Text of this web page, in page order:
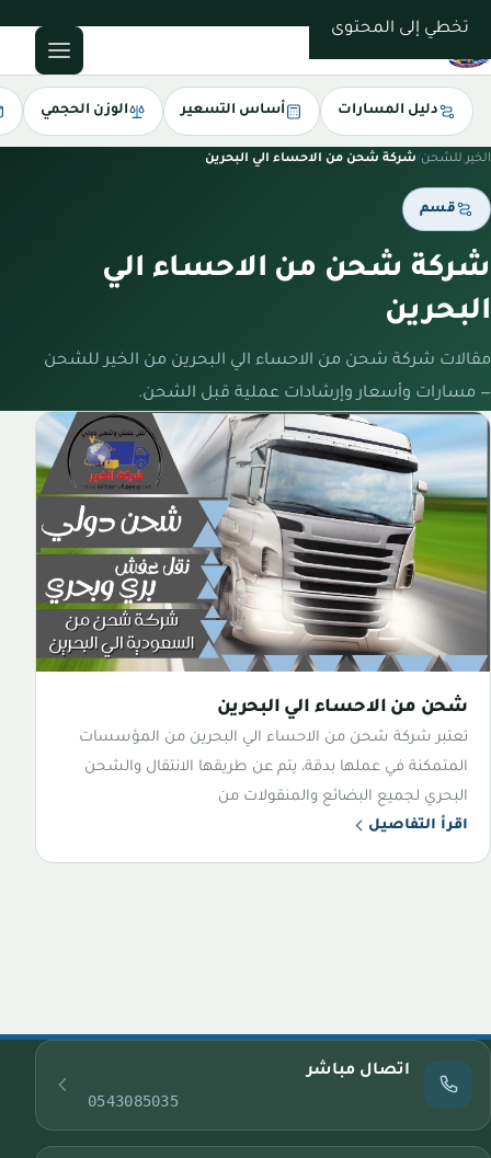
تخطي إلى المحتوى
دليل المسارات أساس التسعير الوزن الحجمي
الخير للشحن/شركة شحن من الاحساء الي البحرين
قسم
شركة شحن من الاحساء الي
البحرين
مقالات شركة شحن من الاحساء الي البحرين من الخير للشحن
— مسارات وأسعار وإرشادات عملية قبل الشحن.
شحن من الاحساء الي البحرين
تعتبر شركة شحن من الاحساء الي البحرين من المؤسسات
المتمكنة في عملها بدقة، يتم عن طريقها الانتقال والشحن
البحري لجميع البضائع والمنقولات من
اقرأ التفاصيل
اتصال مباشر
0543085035